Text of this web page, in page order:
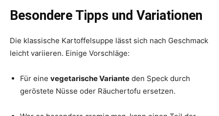
Besondere Tipps und Variationen
Die klassische Kartoffelsuppe lässt sich nach Geschmack
leicht variieren. Einige Vorschläge:
Für eine vegetarische Variante den Speck durch
geröstete Nüsse oder Räuchertofu ersetzen.